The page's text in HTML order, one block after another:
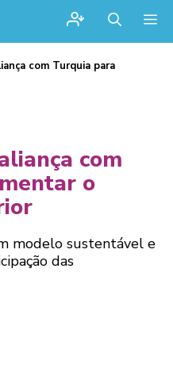
com Turquia para
com
o
modelo sustentável e
das